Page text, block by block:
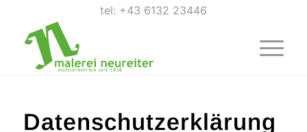
tel: +43 6132 23446
Datenschutzerklärung